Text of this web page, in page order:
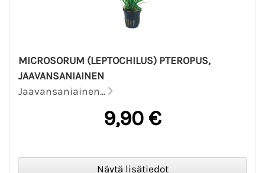
MICROSORUM (LEPTOCHILUS) PTEROPUS,
JAAVANSANIAINEN
Jaavansaniainen...
9,90 €